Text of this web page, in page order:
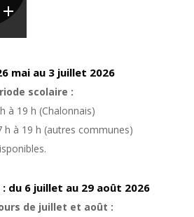
mai au 3 juillet 2026
scolaire :
à 19 h (Chalonnais)
h à 19 h (autres communes)
du 6 juillet au 29 août 2026
de juillet et août :